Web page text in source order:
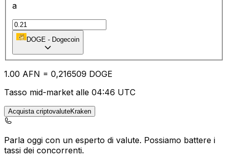
a
DOGE - Dogecoin
1.00 AFN = 0,216509 DOGE
Tasso mid-market alle 04:46 UTC
Acquista criptovaluteKraken
Parla oggi con un esperto di valute. Possiamo battere i
tassi dei concorrenti.